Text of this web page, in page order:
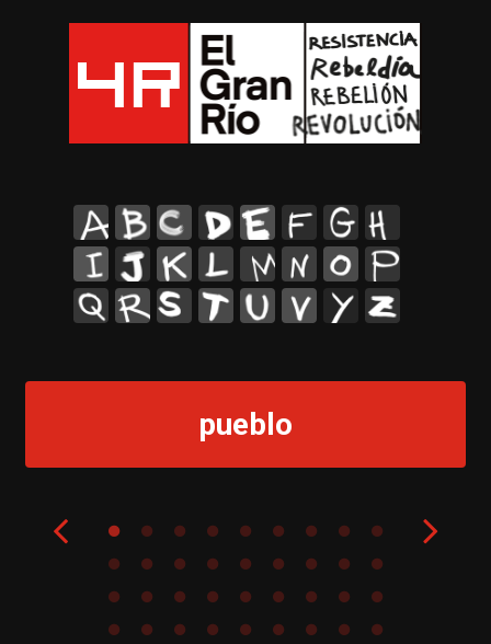
A B C D E F G
H
I
J K L M N O
P
pueblo